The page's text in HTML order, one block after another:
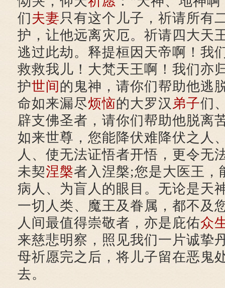
们夫妻只有这个儿子，祈请所有
护，让他远离灾厄。祈请四大天
逃过此劫。释提桓因天帝啊！我
救救我儿！大梵天王啊！我们亦
护世间 的鬼神，请你们帮助他逃
命如来漏尽烦恼的大罗汉 弟子们
辟支佛圣者，请你们帮助他脱离
如来世尊，您能降伏难降伏之人
人、使无法证悟者开悟，更令无
未契涅槃者入涅槃;您是大医王，
病人、为盲人的眼目。无论是天
一切人类、魔王及眷属，都不及
人间最值得崇敬者，亦是庇佑众
来慈悲明察，照见我们一片诚挚
母祈愿完之后，将儿子留在恶鬼
去。